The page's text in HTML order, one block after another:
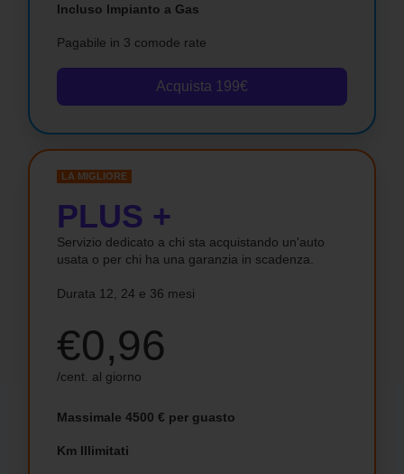
Incluso Impianto a Gas
Pagabile in 3 comode rate
Acquista 199€
LA MIGLIORE
PLUS +
Servizio dedicato a chi sta acquistando un'auto
usata o per chi ha una garanzia in scadenza.
Durata 12, 24 e 36 mesi
€0,96
/cent. al giorno
Massimale 4500 € per guasto
Km Illimitati